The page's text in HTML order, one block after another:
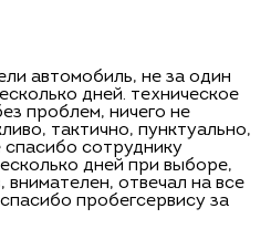
автомобиль, не за один
дней. техническое
проблем, ничего не
тактично, пунктуально,
сотруднику
дней при выборе,
внимателен, отвечал на все
пробегсервису за